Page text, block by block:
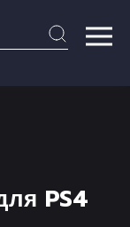
PS4